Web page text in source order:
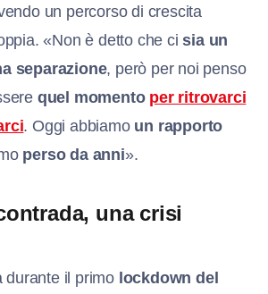
un percorso di crescita
«Non è detto che cisia un
separazione, però per noi penso
quel momento per ritrovarci
. Oggi abbiamo un rapporto
perso da anni».
una crisi
durante il primo lockdown del